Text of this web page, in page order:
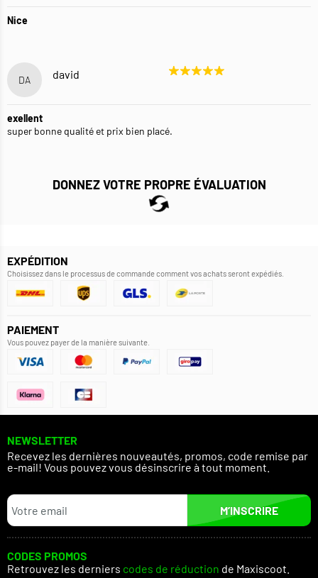
Nice
DA david
exellent
super bonne qualité et prix bien placé.
DONNEZ VOTRE PROPRE ÉVALUATION
EXPÉDITION
Choisissez dans le processus de commande comment vos achats seront expédiés.
PAIEMENT
Vous pouvez payer de la manière suivante.
NEWSLETTER
Recevez les dernières nouveautés, promos, code remise par
e-mail! Vous pouvez vous désinscrire à tout moment.
M’INSCRIRE
CODES PROMOS
Retrouvez les derniers codes de réduction de Maxiscoot.